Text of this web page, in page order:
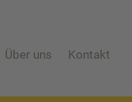
Über uns Kontakt